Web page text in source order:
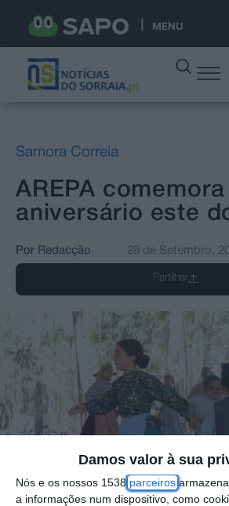
Damos valor à sua
Nós e os nossos 1538 parceiros
a informações num dispositivo, como
MENU
Samora Correia
AREPA comemora
aniversário este
Por Redacção 28 de Setembro,
Partilhar